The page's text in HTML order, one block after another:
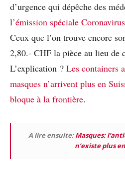
d’urgence qui dépêche des
l’émission spéciale Coronavirus
Ceux que l’on trouve encore
2,80.- CHF la pièce au lieu de
L’explication ? Les containers
masques n’arrivent plus en
bloque à la frontière.
A lire ensuite:Masques:
n’existe plus